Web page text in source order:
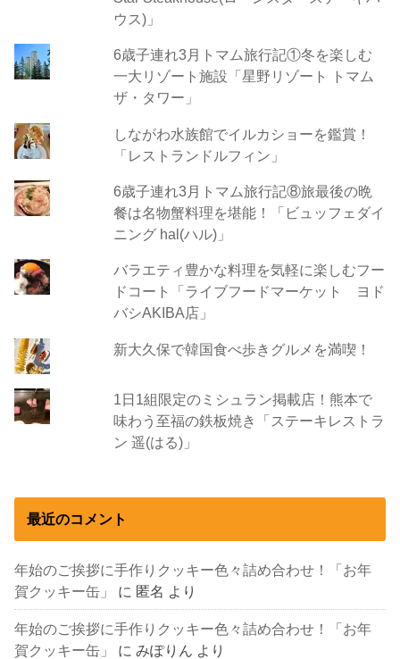
ウス)」
6歳子連れ3月トマム旅行記①冬を楽しむ
一大リゾート施設「星野リゾート トマム
ザ・タワー」
しながわ水族館でイルカショーを鑑賞！
「レストランドルフィン」
6歳子連れ3月トマム旅行記⑧旅最後の晩
餐は名物蟹料理を堪能！「ビュッフェダイ
ニング hal(ハル)」
バラエティ豊かな料理を気軽に楽しむフー
ドコート「ライブフードマーケット ヨド
バシAKIBA店」
新大久保で韓国食べ歩きグルメを満喫！
1日1組限定のミシュラン掲載店！熊本で
味わう至福の鉄板焼き「ステーキレストラ
ン 遥(はる)」
最近のコメント
年始のご挨拶に手作りクッキー色々詰め合わせ！「お年
賀クッキー缶」
に 匿名 より
年始のご挨拶に手作りクッキー色々詰め合わせ！「お年
賀クッキー缶」
にみぽりん より